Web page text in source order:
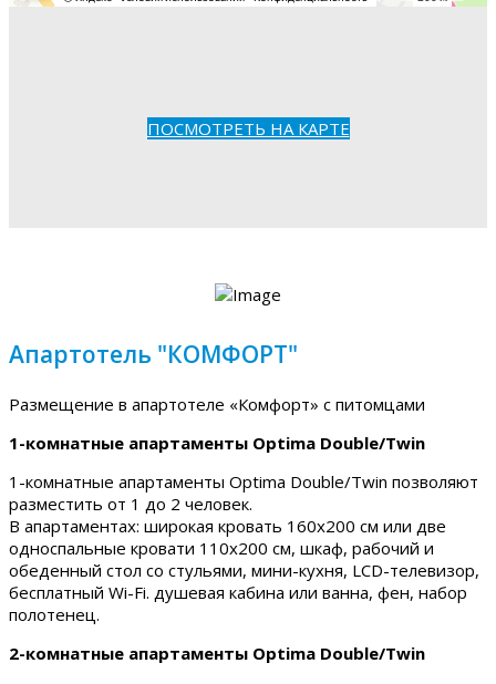
ПОСМОТРЕТЬ НА КАРТЕ
Апартотель "КОМФОРТ"
Размещение в апартотеле «Комфорт» с питомцами
1-комнатные апартаменты Optima Double/Twin
1-комнатные апартаменты Optima Double/Twin позволяют
разместить от 1 до 2 человек.
В апартаментах: широкая кровать 160х200 см или две
односпальные кровати 110х200 см, шкаф, рабочий и
обеденный стол со стульями, мини-кухня, LCD-телевизор,
бесплатный Wi-Fi. душевая кабина или ванна, фен, набор
полотенец.
2-комнатные апартаменты Optima Double/Twin